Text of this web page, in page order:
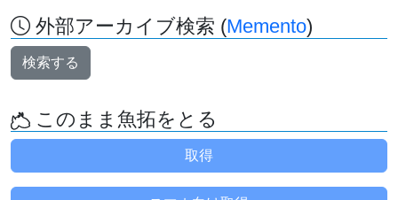
外部アーカイブ検索 (Memento)
検索する
このまま魚拓をとる